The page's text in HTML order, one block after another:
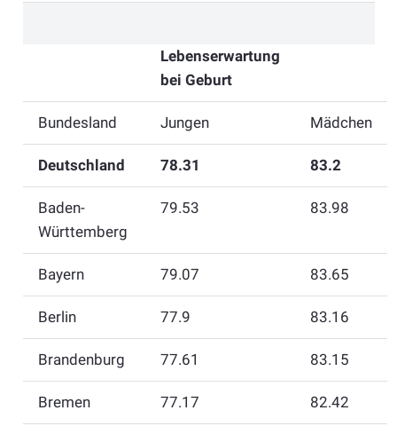
Lebenserwartung
bei Geburt
Bundesland Jungen Mädchen
Deutschland 78.31 83.2
Baden-
Württemberg
79.53 83.98
Bayern 79.07 83.65
Berlin 77.9 83.16
Brandenburg 77.61 83.15
Bremen 77.17 82.42